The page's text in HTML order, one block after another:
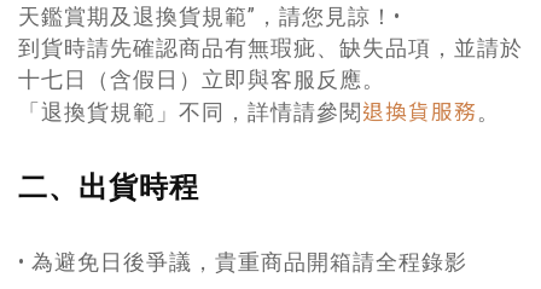
天鑑賞期及退換貨規範”，請您見諒！•
到貨時請先確認商品有無瑕疵、缺失品項，並請於
十七日（含假日）立即與客服反應。
「退換貨規範」不同，詳情請參閱 退換貨服務 。
二、出貨時程
• 為避免日後爭議，貴重商品開箱請全程錄影